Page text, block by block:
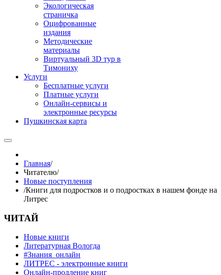
Экологическая
страничка
Оцифрованные
издания
Методические
материалы
Виртуальный 3D тур в
Тимониху
Услуги
Бесплатные услуги
Платные услуги
Онлайн-сервисы и
электронные ресурсы
Пушкинская карта
Главная/
Читателю/
Новые поступления
/Книги для подростков и о подростках в нашем фонде на
Литрес
ЧИТАЙ
Новые книги
Литературная Вологда
#Знания_онлайн
ЛИТРЕС - электронные книги
Онлайн-продление книг